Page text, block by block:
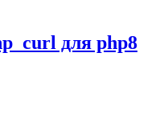
для php8